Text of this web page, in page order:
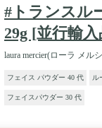
#トランスル
29g [並行輸
laura mercier(ローラ メル
フェイス パウダー 40 代 ル
フェイスパウダー 30 代